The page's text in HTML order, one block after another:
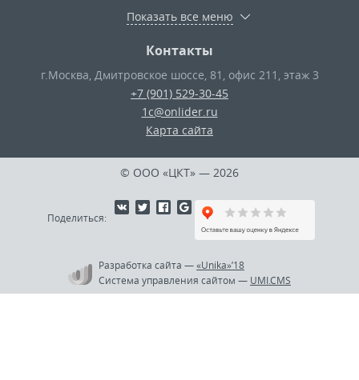
Показать все меню
Контакты
г.Москва Дмитровское шоссе, 81, офис 211, этаж 3
+7 (901) 529-30-45
1c@onlider.ru
Карта сайта
© ООО «ЦКТ» — 2026
Поделиться:
Разработка сайта —«Unika»’18
Система управления сайтом — UMI.CMS